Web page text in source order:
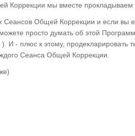
Коррекции мы вместе прокладываем
Общей Коррекции и если вы
просто думать об этой
). И - плюс к этому,
Сеанса Общей Коррекции.